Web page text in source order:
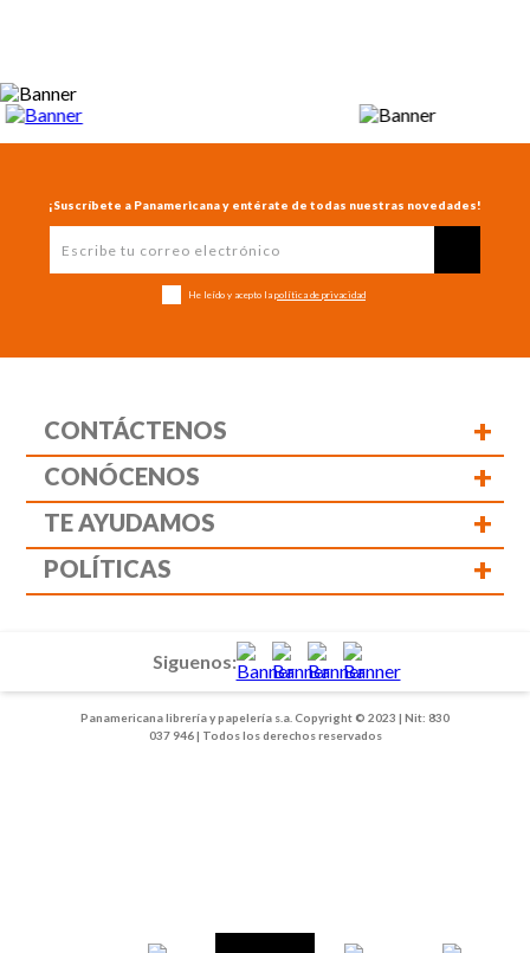
¡Suscríbete a Panamericana y entérate de todas nuestras novedades!
He leído y acepto la política de privacidad
CONTÁCTENOS +
CONÓCENOS +
TE AYUDAMOS +
POLÍTICAS +
Panamericana librería y papelería s.a. Copyright © 2023 | Nit: 830
037 946 | Todos los derechos reservados
Siguenos: